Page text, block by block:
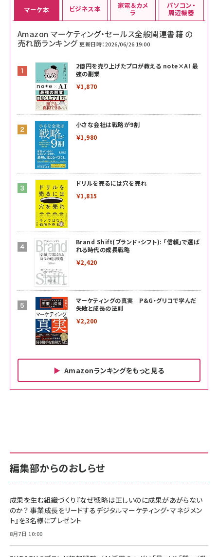
マーケ本
Amazon マーケティング・セールス全般関連書籍 の
売れ筋ランキング 更新日時：2026/06/26 19:00
2億円を売り上げたプロが教える note×AI 最
強の副業
￥1,870
小さな会社は戦略が9割
￥1,980
ドリルを売るには穴を売れ
￥1,815
Brand Shift(ブランド・シフト): 「信頼」で選ば
れる時代の成長戦略
￥2,420
マーケティングの真実 P&G・グリコで学んだ
失敗と成長の法則
￥2,200
Amazonランキングをもっと見る
ビジネス本
￥880
anan(アンアン)2026/06/24号 No.2500増刊
スペシャルエディション[王道エンタメの矜持／
￥1,100
anan(アンアン)2026/07/08号 No.2502[2026
￥880
家電＆カメ
ラ
サポート正規品 メーカー保証5年 KLMEA128G
NIMASO ガラスフィルム iPhone 17 用 保護フィ
すい ガイド枠付き いPhone17 (6.3インチ) 対応
2枚セット DSP25F1698
￥1,599
パソコン・
周辺機器
サポート正規品 メーカー保証5年 KLMEA128G
Amazon eギフトカード - Amazonロゴ - クラ
￥5,000
Anker PowerLine III Flow USB-C & USB-C
￥1,890
編集部からのおしらせ
成果を生む組織づくり『なぜ戦略は正しいのに成果があがらない
のか？ 事業成長をリードするデジタルマーケティング・マネジメン
ト』を3名様にプレゼント
8月7日 10:00